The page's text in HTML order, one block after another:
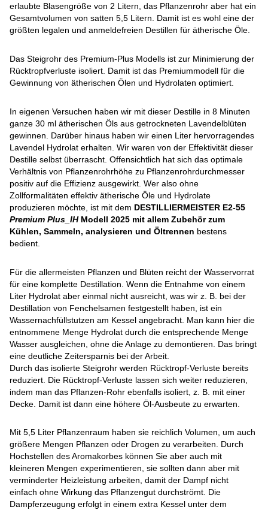
erlaubte Blasengröße von 2 Litern, das Pflanzenrohr aber hat ein
Gesamtvolumen von satten 5,5 Litern. Damit ist es wohl eine der
größten legalen und anmeldefreien Destillen für ätherische Öle.
Das Steigrohr des Premium-Plus Modells ist zur Minimierung der
Rücktropfverluste isoliert. Damit ist das Premiummodell für die
Gewinnung von ätherischen Ölen und Hydrolaten optimiert.
In eigenen Versuchen haben wir mit dieser Destille in 8 Minuten
ganze 30 ml ätherischen Öls aus getrockneten Lavendelblüten
gewinnen. Darüber hinaus haben wir einen Liter hervorragendes
Lavendel Hydrolat erhalten. Wir waren von der Effektivität dieser
Destille selbst überrascht. Offensichtlich hat sich das optimale
Verhältnis von Pflanzenrohrhöhe zu Pflanzenrohrdurchmesser
positiv auf die Effizienz ausgewirkt. Wer also ohne
Zollformalitäten effektiv ätherische Öle und Hydrolate
produzieren möchte, ist mit dem DESTILLIERMEISTER E2-55
Premium Plus_IHModell 2025 mit allem Zubehör zum
Kühlen, Sammeln, analysieren und Öltrennen bestens
bedient.
Für die allermeisten Pflanzen und Blüten reicht der Wasservorrat
für eine komplette Destillation. Wenn die Entnahme von einem
Liter Hydrolat aber einmal nicht ausreicht, was wir z. B. bei der
Destillation von Fenchelsamen festgestellt haben, ist ein
Wassernachfüllstutzen am Kessel angebracht. Man kann hier die
entnommene Menge Hydrolat durch die entsprechende Menge
Wasser ausgleichen, ohne die Anlage zu demontieren. Das bringt
eine deutliche Zeitersparnis bei der Arbeit.
Durch das isolierte Steigrohr werden Rücktropf-Verluste bereits
reduziert. Die Rücktropf-Verluste lassen sich weiter reduzieren,
indem man das Pflanzen-Rohr ebenfalls isoliert, z. B. mit einer
Decke. Damit ist dann eine höhere Öl-Ausbeute zu erwarten.
Mit 5,5 Liter Pflanzenraum haben sie reichlich Volumen, um auch
größere Mengen Pflanzen oder Drogen zu verarbeiten. Durch
Hochstellen des Aromakorbes können Sie aber auch mit
kleineren Mengen experimentieren, sie sollten dann aber mit
verminderter Heizleistung arbeiten, damit der Dampf nicht
einfach ohne Wirkung das Pflanzengut durchströmt. Die
Dampferzeugung erfolgt in einem extra Kessel unter dem